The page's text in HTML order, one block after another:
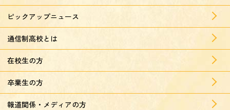
ピックアップニュース
通信制高校とは
在校生の方
卒業生の方
報道関係・メディアの方